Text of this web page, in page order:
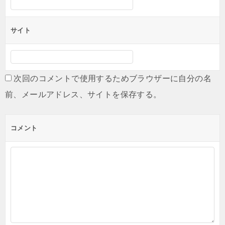
サイト
次回のコメントで使用するためブラウザーに自分の名
前、メールアドレス、サイトを保存する。
コメント